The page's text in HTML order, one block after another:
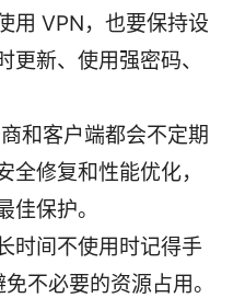
用 VPN，也要保持设
更新、使用强密码、
和客户端都会不定期
全修复和性能优化，
佳保护。
时间不使用时记得手
不必要的资源占用。